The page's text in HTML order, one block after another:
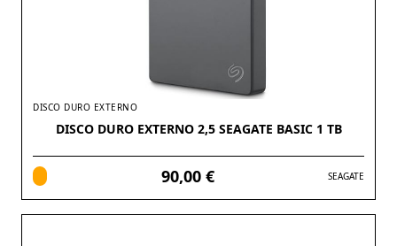
DISCO DURO EXTERNO
DISCO DURO EXTERNO 2,5 SEAGATE BASIC 1 TB
90,00 € SEAGATE